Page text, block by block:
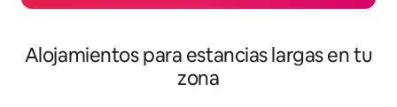
Alojamientos para estancias largas en tu
zona